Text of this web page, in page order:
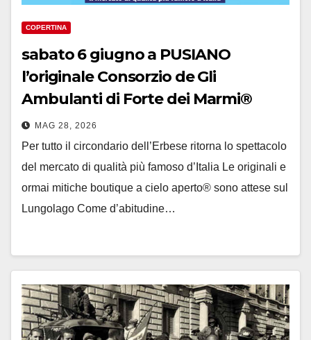
COPERTINA
sabato 6 giugno a PUSIANO
l’originale Consorzio de Gli
Ambulanti di Forte dei Marmi®
MAG 28, 2026
Per tutto il circondario dell’Erbese ritorna lo spettacolo
del mercato di qualità più famoso d’Italia Le originali e
ormai mitiche boutique a cielo aperto® sono attese sul
Lungolago Come d’abitudine…